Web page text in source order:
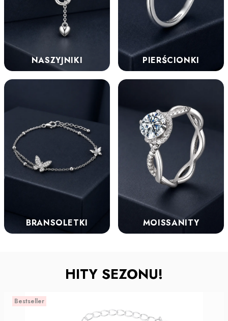
NASZYJNIKI PIERŚCIONKI
BRANSOLETKI MOISSANITY
HITY SEZONU!
Bestseller